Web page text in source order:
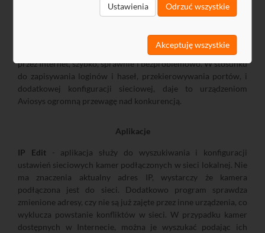
Ustawienia Odrzuć wszystkie
Akceptuję wszystkie
Domyślna strona www zapisana w kamerze
Technologia CNT (Cross Network Technology) umożliwia
bezpieczne połączenie między sieciami komputerowymi w tym
przez Internet, szybko, sprawnie i bezproblemowo. W stosunku
do zapisywania loginów i haseł, przekierowywania portów, i
dodatkowej konfiguracji sieciowej, daje to urządzeniom
Aviosys ogromną przewagę nad konkurencją.
Aplikacje
IP Edit- aplikacja służy do wyszukiwania i konfiguracji
ustawień sieciowych kamer podłączonych w sieci lokalnej. Nie
ma znaczenia aktualny adres IP, wystarczy że kamera
podłączona jest do sieci. Dodatkowo program sprawdza
zmienione adresy, czy nie są już zajęte przez inne urządzenia, co
wyklucza powstanie konfliktów w sieci. W przypadku kamer
dostępnych w Internecie, można je wyszukać podając ich